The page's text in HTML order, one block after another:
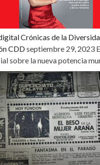
Crónicas de la
CDDseptiembre 29, 2023
sobre la nueva potencia